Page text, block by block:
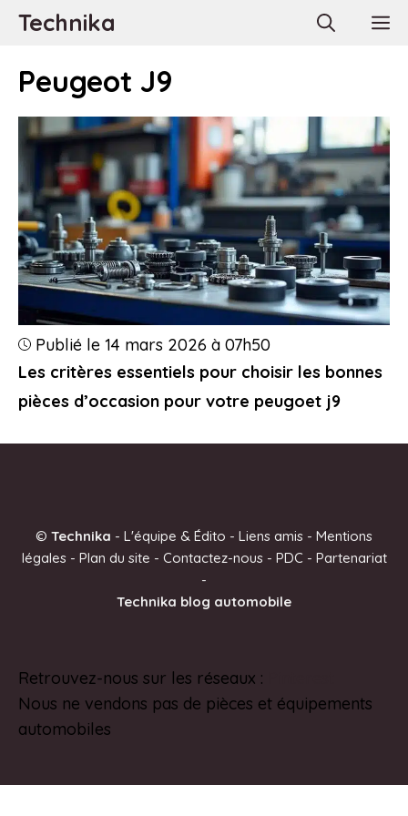
AllerTechnika
Peugeot J9
Les critères essentiels pour choisir les bonnes
pièces d’occasion pour votre peugoet j9
Publié le 14 mars 2026 à 07h50
© Technika - L'équipe & Édito - Liens amis - Mentions
légales- Plan du site - Contactez-nous- PDC - Partenariat
-
Technika blog automobile
Retrouvez-nous sur les réseaux :
Nous ne vendons pas de pièces et équipements
automobiles